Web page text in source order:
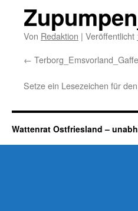
Von Redaktion | Veröffentlicht
Setze ein Lesezeichen für den
Wattenrat Ostfriesland –